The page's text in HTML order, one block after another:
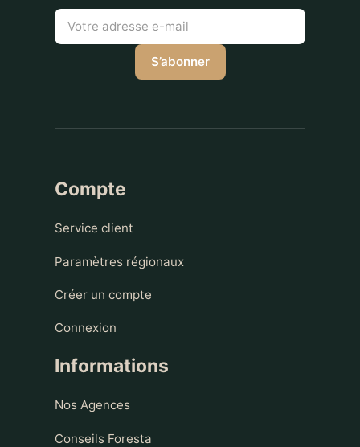
S’abonner
Compte
Service client
Paramètres régionaux
Créer un compte
Connexion
Informations
Nos Agences
Conseils Foresta